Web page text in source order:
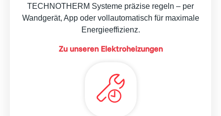
TECHNOTHERM Systeme präzise regeln – per
Wandgerät, App oder vollautomatisch für maximale
Energieeffizienz.
Zu unseren Elektroheizungen